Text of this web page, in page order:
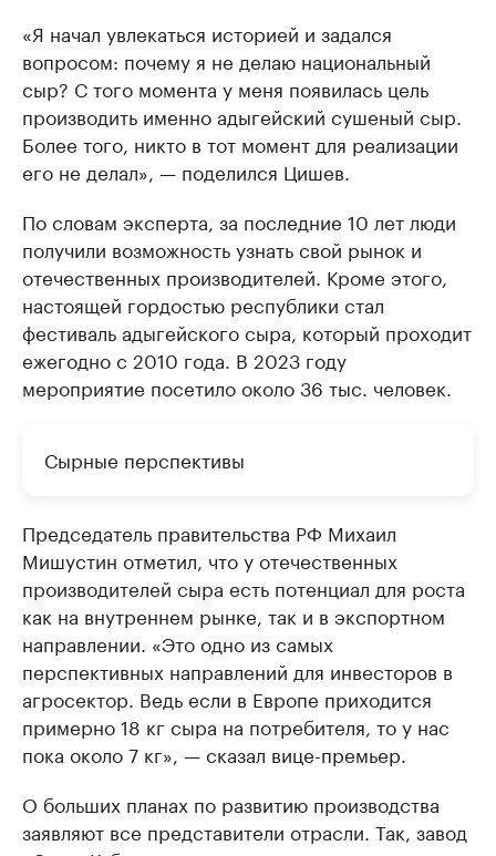
«Я начал увлекаться историей и задался
вопросом: почему я не делаю национальный
сыр? С того момента у меня появилась цель
производить именно адыгейский сушеный сыр.
Более того, никто в тот момент для реализации
его не делал», — поделился Цишев.
По словам эксперта, за последние 10 лет люди
получили возможность узнать свой рынок и
отечественных производителей. Кроме этого,
настоящей гордостью республики стал
фестиваль адыгейского сыра, который проходит
ежегодно с 2010 года. В 2023 году
мероприятие посетило около 36 тыс. человек.
Сырные перспективы
Председатель правительства РФ Михаил
Мишустин отметил, что у отечественных
производителей сыра есть потенциал для роста
как на внутреннем рынке, так и в экспортном
направлении. «Это одно из самых
перспективных направлений для инвесторов в
агросектор. Ведь если в Европе приходится
примерно 18 кг сыра на потребителя, то у нас
пока около 7 кг», — сказал вице-премьер.
О больших планах по развитию производства
заявляют все представители отрасли. Так, завод